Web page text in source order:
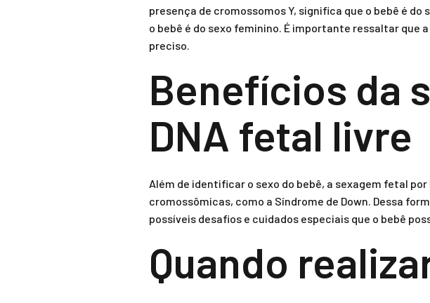
presença de cromossomos Y, significa que o bebê é
o bebê é do sexo feminino. É importante ressaltar que
preciso.
Benefícios da
DNA fetal livre
Além de identificar o sexo do bebê, a sexagem fetal
cromossômicas, como a Síndrome de Down. Dessa
possíveis desafios e cuidados especiais que o bebê
Quando